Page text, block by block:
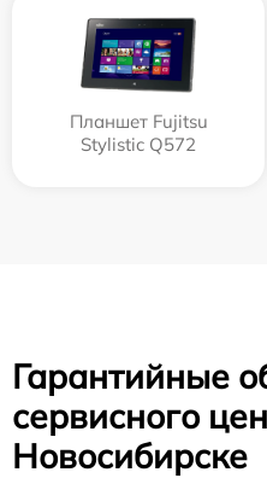
Планшет Fujitsu
Stylistic Q572
Гарантийные
сервисного
Новосибирске